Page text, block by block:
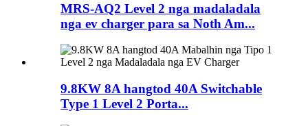
MRS-AQ2 Level 2 nga madaladala
nga ev charger para sa Noth Am...
9.8KW 8A hangtod 40A Switchable
Type 1 Level 2 Porta...